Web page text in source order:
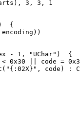
3, 3, 1
{
- 1, "UChar")  {
0x30 || code =
code) :